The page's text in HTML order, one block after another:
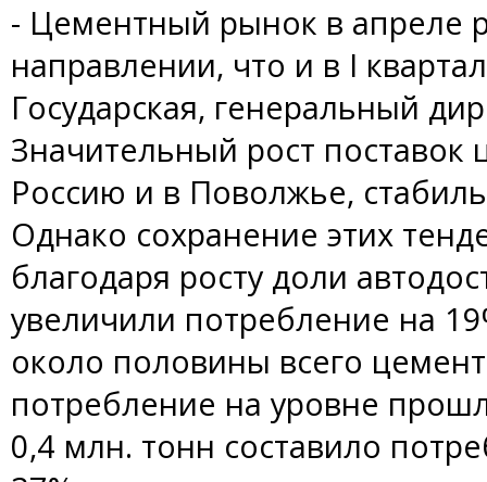
- Цементный рынок в апреле
направлении, что и в I
Государская, генеральный
Значительный рост
Россию и в Поволжье,
Однако сохранение этих
благодаря росту доли
увеличили потребление на
около половины всего
потребление на уровне
0,4 млн. тонн составило